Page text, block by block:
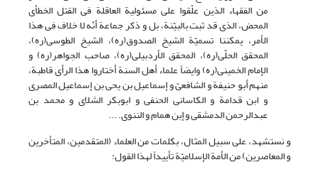
من الفقهاء الذین علّقوا على مسئولیة العاقلة فی القتل الخطأی
المحض، الذی قد ثبت بالبیّنة، بل و ذکر جماعة أنّه لا خلاف فی هذا
الأمر، یمکننا تسمیّة الشیخ الصدوق(ره)، الشیخ الطوسى(ره)،
المحقق الحلّى(ره)، المحقق الأردبیلى(ره)، صاحب الجواهر(ره) و
الإمام الخمینى(ره) و‌ایضاً علماء أهل السنة أختاروا هذا الرأی قاطبة،
منهم أبو حنیفة و الشافعیّ و إسماعیل بن یحی بن إسماعیل المصری
و ابن قدامة و الکاسانی الحنفی و ابوبکر الشلای و محمد بن
عبدالرحمن الدمشقی و إبن همام و الننوی. ...
و نستشهد، على سبیل المثال، بکلمات من العلماء (المتقدمین، المتأخرین
و المعاصرین) من الأمة الإسلامیّة تأییداً لهذا القول: